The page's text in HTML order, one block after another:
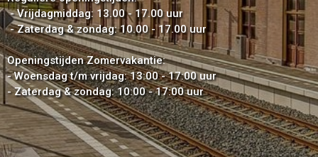
- Vrijdagmiddag: 13.00 - 17.00 uur
- Zaterdag & zondag: 10.00 - 17.00 uur
Openingstijden Zomervakantie:
- Woensdag t/m vrijdag: 13:00 - 17:00 uur
- Zaterdag & zondag: 10:00 - 17:00 uur